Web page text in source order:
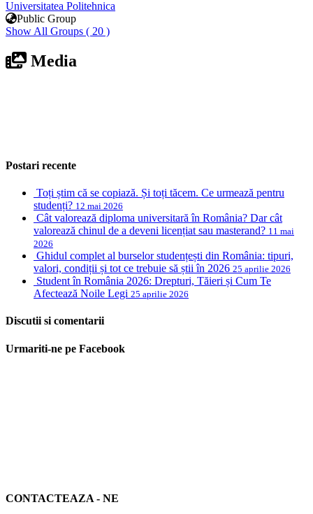
Universitatea Politehnica
Public Group
Show All Groups ( 20 )
Media
Postari recente
Toți știm că se copiază. Și toți tăcem. Ce urmează pentru
studenți? 12 mai 2026
Cât valorează diploma universitară în România? Dar cât
valorează chinul de a deveni licențiat sau masterand? 11 mai
2026
Ghidul complet al burselor studențești din România: tipuri,
valori, condiții și tot ce trebuie să știi în 2026 25 aprilie 2026
Student în România 2026: Drepturi, Tăieri și Cum Te
Afectează Noile Legi 25 aprilie 2026
Discutii si comentarii
Urmariti-ne pe Facebook
CONTACTEAZA - NE